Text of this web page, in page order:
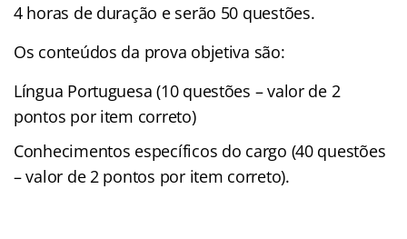
4 horas de duração e serão 50 questões.
Os conteúdos da prova objetiva são:
Língua Portuguesa (10 questões – valor de 2
pontos por item correto)
Conhecimentos específicos do cargo (40 questões
– valor de 2 pontos por item correto).